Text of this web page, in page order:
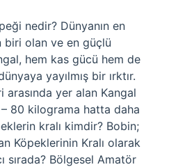
nedir? Dünyanın en
biri olan ve en güçlü
hem kas gücü hem de
yayılmış bir ırktır.
yer alan Kangal
– 80 kilograma hatta daha
kralı kimdir? Bobin;
Köpeklerinin Kralı olarak
sırada? Bölgesel Amatör